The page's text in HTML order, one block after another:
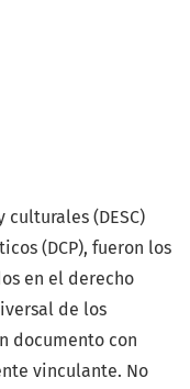
culturales (DESC)
(DCP), fueron los
en el derecho
de los
documento con
vinculante. No